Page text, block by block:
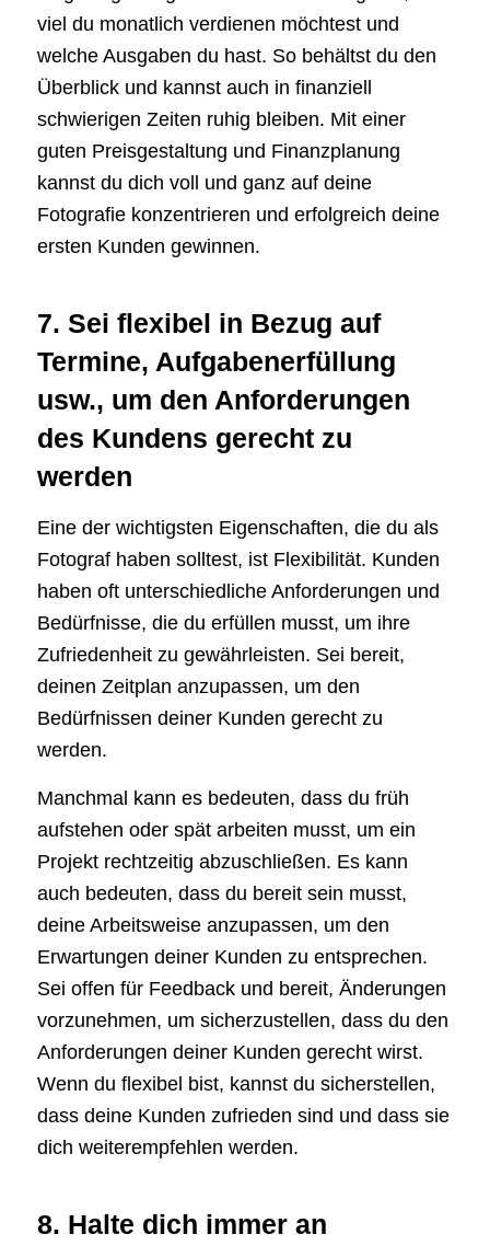
viel du monatlich verdienen möchtest und
welche Ausgaben du hast. So behältst du den
Überblick und kannst auch in finanziell
schwierigen Zeiten ruhig bleiben. Mit einer
guten Preisgestaltung und Finanzplanung
kannst du dich voll und ganz auf deine
Fotografie konzentrieren und erfolgreich deine
ersten Kunden gewinnen.
7. Sei flexibel in Bezug auf
Termine, Aufgabenerfüllung
usw., um den Anforderungen
des Kundens gerecht zu
werden
Eine der wichtigsten Eigenschaften, die du als
Fotograf haben solltest, ist Flexibilität. Kunden
haben oft unterschiedliche Anforderungen und
Bedürfnisse, die du erfüllen musst, um ihre
Zufriedenheit zu gewährleisten. Sei bereit,
deinen Zeitplan anzupassen, um den
Bedürfnissen deiner Kunden gerecht zu
werden.
Manchmal kann es bedeuten, dass du früh
aufstehen oder spät arbeiten musst, um ein
Projekt rechtzeitig abzuschließen. Es kann
auch bedeuten, dass du bereit sein musst,
deine Arbeitsweise anzupassen, um den
Erwartungen deiner Kunden zu entsprechen.
Sei offen für Feedback und bereit, Änderungen
vorzunehmen, um sicherzustellen, dass du den
Anforderungen deiner Kunden gerecht wirst.
Wenn du flexibel bist, kannst du sicherstellen,
dass deine Kunden zufrieden sind und dass sie
dich weiterempfehlen werden.
8. Halte dich immer an